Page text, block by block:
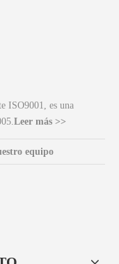
ISO9001, es una
Leer más >>
equipo